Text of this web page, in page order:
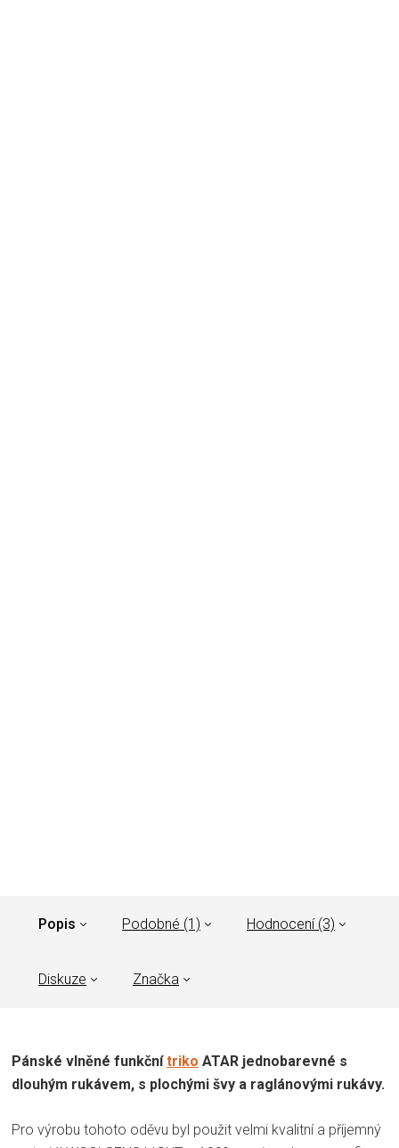
Popis Podobné (1) Hodnocení (3)
Diskuze Značka
Pánské vlněné funkčnítriko ATAR jednobarevné s
dlouhým rukávem, s plochými švy a raglánovými rukávy.
Pro výrobu tohoto oděvu byl použit velmi kvalitní a příjemný